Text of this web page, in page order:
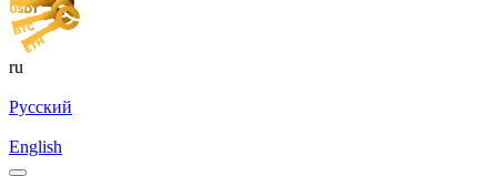
ru
Русский
English